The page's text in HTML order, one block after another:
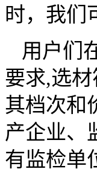
时，我们
用户们
要求,选
其档次和
产企业、
有监检单